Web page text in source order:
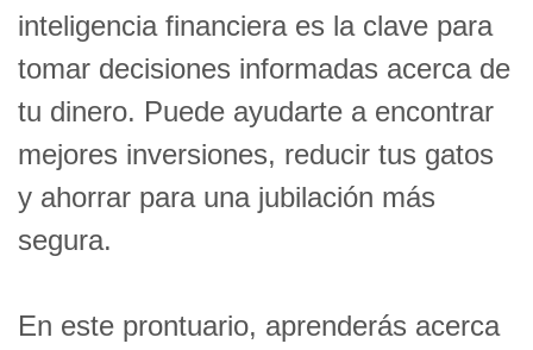
inteligencia financiera es la clave para
tomar decisiones informadas acerca de
tu dinero. Puede ayudarte a encontrar
mejores inversiones, reducir tus gatos
y ahorrar para una jubilación más
segura.
En este prontuario, aprenderás acerca